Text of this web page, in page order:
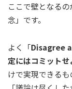
ここで壁となる
念」です。
よく「Disagree
定にはコミットせ
けで実現できるも